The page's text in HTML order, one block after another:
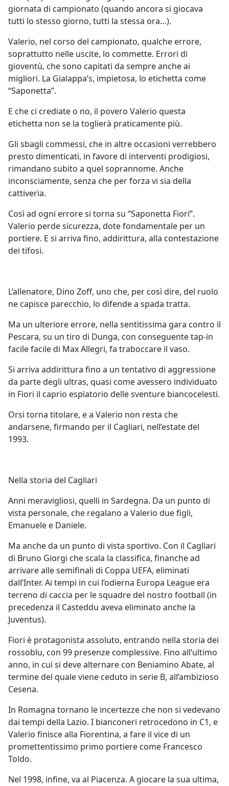
giornata di campionato (quando ancora si giocava
tutti lo stesso giorno, tutti la stessa ora…).
Valerio, nel corso del campionato, qualche errore,
soprattutto nelle uscite, lo commette. Errori di
gioventù, che sono capitati da sempre anche ai
migliori. La Gialappa’s, impietosa, lo etichetta come
“Saponetta”.
E che ci crediate o no, il povero Valerio questa
etichetta non se la toglierà praticamente più.
Gli sbagli commessi, che in altre occasioni verrebbero
presto dimenticati, in favore di interventi prodigiosi,
rimandano subito a quel soprannome. Anche
inconsciamente, senza che per forza vi sia della
cattiveria.
Così ad ogni errore si torna su “Saponetta Fiori”.
Valerio perde sicurezza, dote fondamentale per un
portiere. E si arriva fino, addirittura, alla contestazione
dei tifosi.
L’allenatore, Dino Zoff, uno che, per così dire, del ruolo
ne capisce parecchio, lo difende a spada tratta.
Ma un ulteriore errore, nella sentitissima gara contro il
Pescara, su un tiro di Dunga, con conseguente tap-in
facile facile di Max Allegri, fa traboccare il vaso.
Si arriva addirittura fino a un tentativo di aggressione
da parte degli ultras, quasi come avessero individuato
in Fiori il caprio espiatorio delle sventure biancocelesti.
Orsi torna titolare, e a Valerio non resta che
andarsene, firmando per il Cagliari, nell’estate del
1993.
Nella storia del Cagliari
Anni meravigliosi, quelli in Sardegna. Da un punto di
vista personale, che regalano a Valerio due figli,
Emanuele e Daniele.
Ma anche da un punto di vista sportivo. Con il Cagliari
di Bruno Giorgi che scala la classifica, finanche ad
arrivare alle semifinali di Coppa UEFA, eliminati
dall’Inter. Ai tempi in cui l’odierna Europa League era
terreno di caccia per le squadre del nostro football (in
precedenza il Casteddu aveva eliminato anche la
Juventus).
Fiori è protagonista assoluto, entrando nella storia dei
rossoblu, con 99 presenze complessive. Fino all’ultimo
anno, in cui si deve alternare con Beniamino Abate, al
termine del quale viene ceduto in serie B, all’ambizioso
Cesena.
In Romagna tornano le incertezze che non si vedevano
dai tempi della Lazio. I bianconeri retrocedono in C1, e
Valerio finisce alla Fiorentina, a fare il vice di un
promettentissimo primo portiere come Francesco
Toldo.
Nel 1998, infine, va al Piacenza. A giocare la sua ultima,